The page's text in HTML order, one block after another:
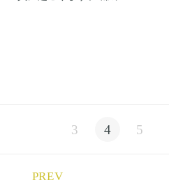
た人全員がこの写真の様な変
いた上でその方一人一人の状
PREV
3 4 5